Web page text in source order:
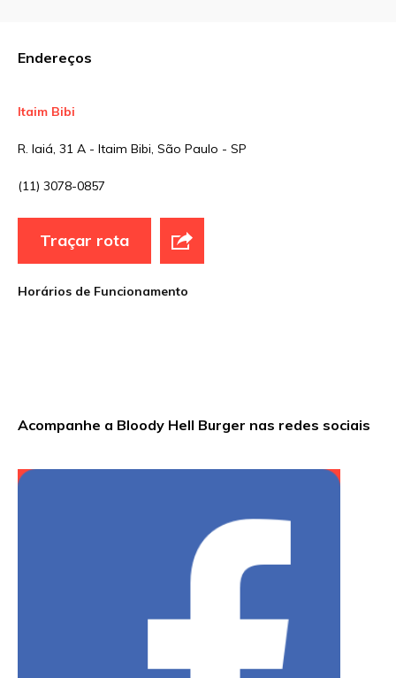
Endereços
Itaim Bibi
R. Iaiá, 31 A - Itaim Bibi, São Paulo - SP
(11) 3078-0857
Traçar rota
Horários de Funcionamento
Acompanhe a Bloody Hell Burger nas redes sociais